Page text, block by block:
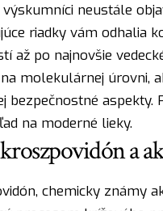
výskumníci neustále
riadky vám odhalia
až po najnovšie
molekulárnej úrovni,
bezpečnostné
na moderné lieky.
a
chemicky známy